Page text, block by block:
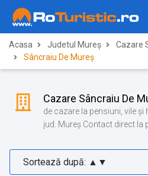
Acasa Judetul Mureș
Cazare
Sâncraiu De Mureș
Cazare Sâncraiu De
de cazare la pensiuni, vile și
jud. Mureș Contact direct la proprietari prin Romania